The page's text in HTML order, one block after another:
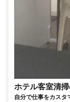
ホテル客室清
自分で仕事をカスタ